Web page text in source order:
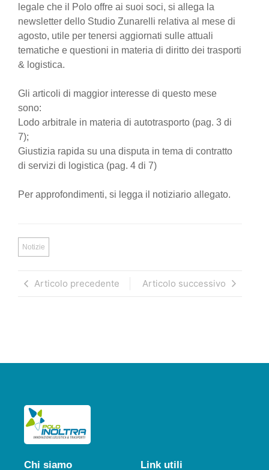
legale che il Polo offre ai suoi soci, si allega la
newsletter dello Studio Zunarelli relativa al mese di
agosto, utile per tenersi aggiornati sulle attuali
tematiche e questioni in materia di diritto dei trasporti
& logistica.
Gli articoli di maggior interesse di questo mese
sono:
Lodo arbitrale in materia di autotrasporto (pag. 3 di
7);
Giustizia rapida su una disputa in tema di contratto
di servizi di logistica (pag. 4 di 7)
Per approfondimenti, si legga il notiziario allegato.
Notizie
Articolo precedente Articolo successivo
Chi siamo Link utili